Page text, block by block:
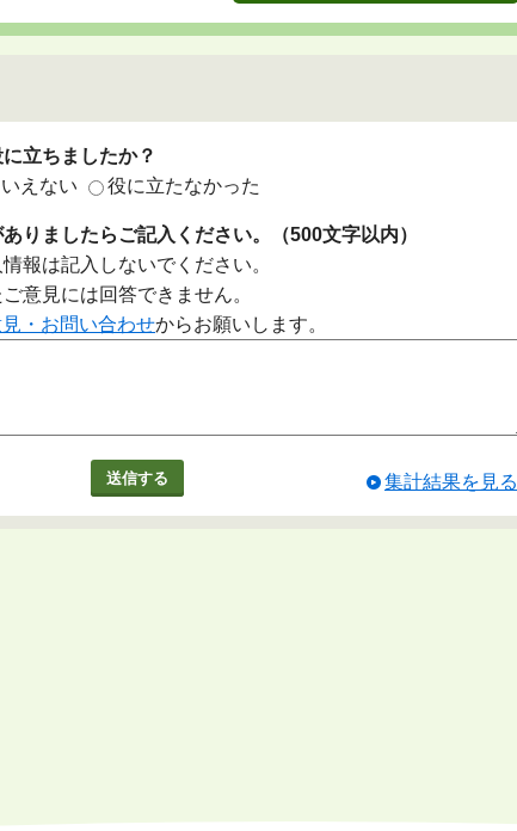
立ちましたか？
えない 役に立たなかった
りましたらご記入ください。（500文字以内）
報は記入しないでください。
意見には回答できません。
見・お問い合わせからお願いします。
集計結果を見る